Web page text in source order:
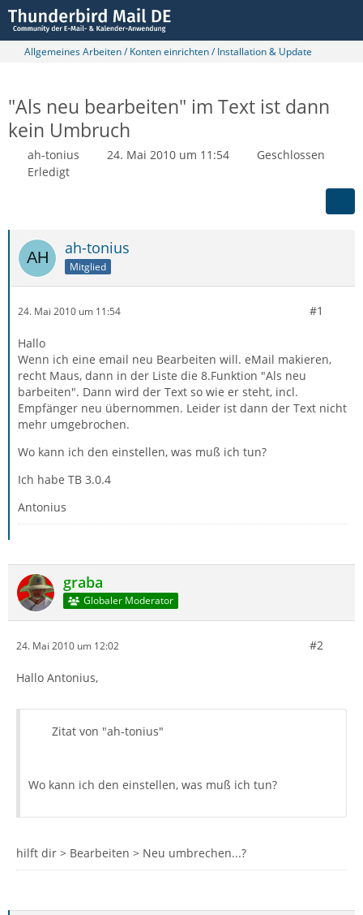
Allgemeines Arbeiten / Konten einrichten / Installation & Update
"Als neu bearbeiten" im Text ist dann
kein Umbruch
ah-tonius 24. Mai 2010 um 11:54
Geschlossen
Erledigt
ah-tonius
Mitglied
24. Mai 2010 um 11:54 #1
Hallo
Wenn ich eine email neu Bearbeiten will. eMail makieren,
recht Maus, dann in der Liste die 8.Funktion "Als neu
barbeiten". Dann wird der Text so wie er steht, incl.
Empfänger neu übernommen. Leider ist dann der Text nicht
mehr umgebrochen.
Wo kann ich den einstellen, was muß ich tun?
Ich habe TB 3.0.4
Antonius
graba
Globaler Moderator
24. Mai 2010 um 12:02 #2
Hallo Antonius,
Zitat von "ah-tonius"
Wo kann ich den einstellen, was muß ich tun?
hilft dir > Bearbeiten > Neu umbrechen...?